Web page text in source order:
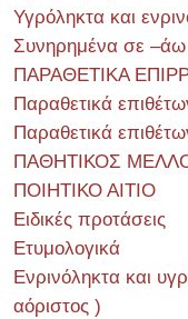
Υγρόληκτα και
Συνηρημένα σε –άω
ΠΑΡΑΘΕΤΙΚΑ
Παραθετικά
Παραθετικά
ΠΑΘΗΤΙΚΟΣ
ΠΟΙΗΤΙΚΟ ΑΙΤΙΟ
Ειδικές προτάσεις
Ετυμολογικά
Ενρινόληκτα και
αόριστος )